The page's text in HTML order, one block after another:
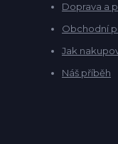
Doprava a
Obchodní
Jak
Náš příběh